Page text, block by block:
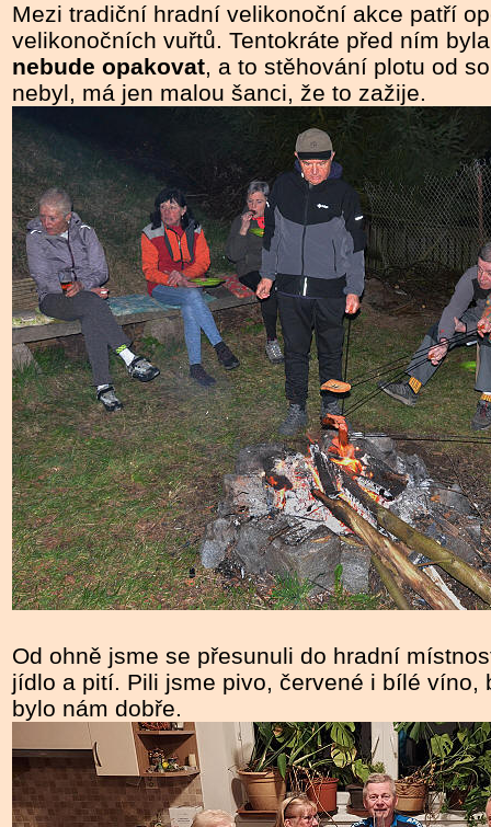
Mezi tradiční hradní velikonoční akce patří
velikonočních vuřtů. Tentokráte před ním
nebude opakovat, a to stěhování plotu od
nebyl, má jen malou šanci, že to zažije.
Od ohně jsme se přesunuli do hradní
jídlo a pití. Pili jsme pivo, červené i bílé víno,
bylo nám dobře.